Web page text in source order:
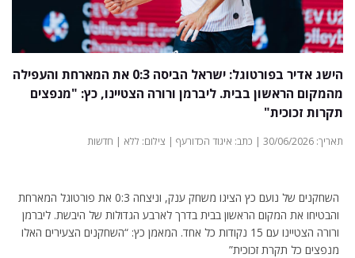
הישג אדיר בפורטוגל: ישראל הביסה 0:3 את המארחת והעפילה
מהמקום הראשון בבית. ליברמן ורורה הצטיינו, כץ: "מנפצים
תקרות זכוכית"
תאריך: 30/06/2026 | כתב: איגוד הכדורעף | צילום: ללא | חדשות
השחקנים של נועם כץ הציגו משחק ענק, וניצחה 0:3 את פורטוגל המארחת
והבטיחו את המקום הראשון בבית בדרך לארבע הגדולות של היבשת. ליברמן
ורורה הצטיינו עם 15 נקודות כל אחד. המאמן כץ: “השחקנים הצעירים האלו
מנפצים כל תקרת זכוכית”